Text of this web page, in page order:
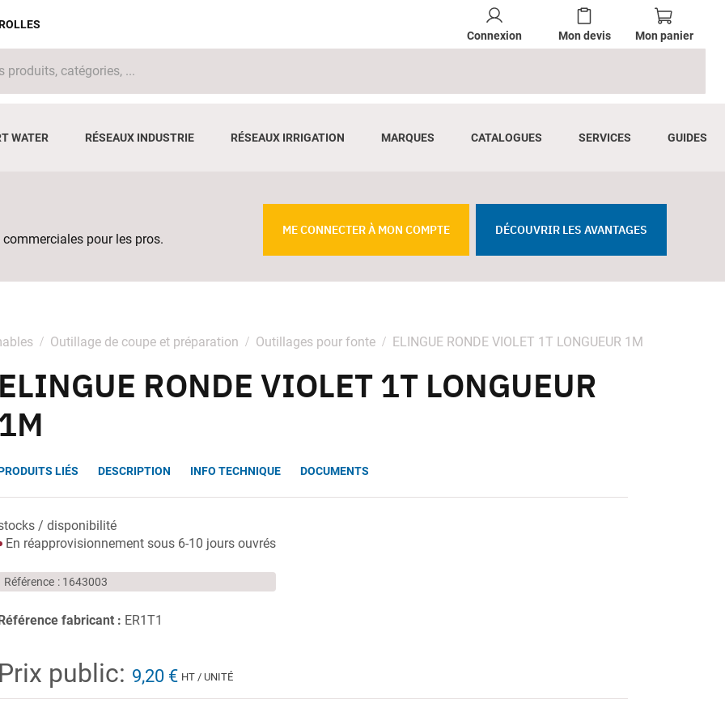
Connexion Mon devis Mon panier
WATER RÉSEAUX INDUSTRIE RÉSEAUX IRRIGATION MARQUES CATALOGUES SERVICES GUIDES
pour les pros.
ME CONNECTER À MON COMPTE DÉCOUVRIR LES AVANTAGES
Outillage de coupe et préparation Outillages pour fonte ELINGUE RONDE VIOLET 1T LONGUEUR 1M
ELINGUE RONDE VIOLET 1T LONGUEUR
1M
LIÉS DESCRIPTION INFO TECHNIQUE DOCUMENTS
/ disponibilité
En réapprovisionnement sous 6-10 jours ouvrés
Référence 1643003
fabricant : ER1T1
Prix public: 9,20 € HT / UNITÉ